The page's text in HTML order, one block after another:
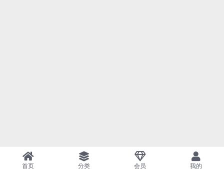
首页 分类 会员 我的